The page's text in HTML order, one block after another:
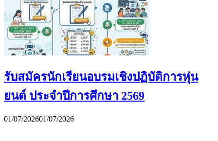
รับสมัครนักเรียนอบรมเชิงปฏิบัติการหุ่น
ยนต์ ประจำปีการศึกษา 2569
01/07/202601/07/2026